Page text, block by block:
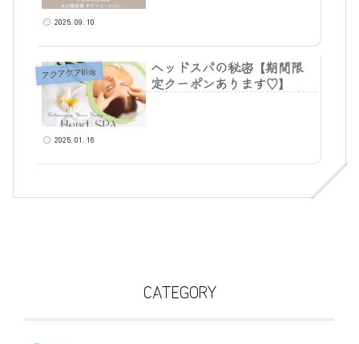
2025.09.10
アクアケアBlog
ヘッドスパの秘密【期間限
定クーポンあります♡】
2025.01.16
CATEGORY